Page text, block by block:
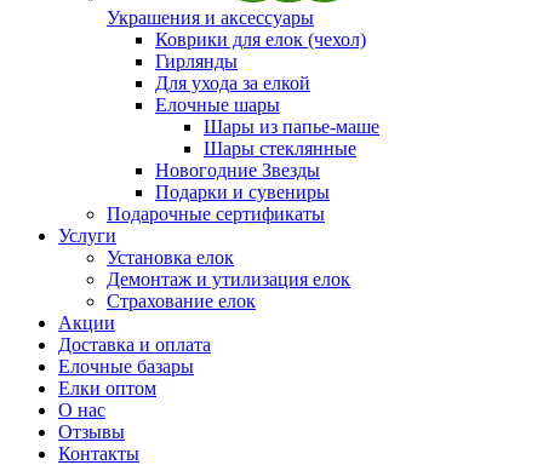
Украшения и аксессуары
Коврики для елок (чехол)
Гирлянды
Для ухода за елкой
Елочные шары
Шары из папье-маше
Шары стеклянные
Новогодние Звезды
Подарки и сувениры
Подарочные сертификаты
Услуги
Установка елок
Демонтаж и утилизация елок
Страхование елок
Акции
Доставка и оплата
Елочные базары
Елки оптом
О нас
Отзывы
Контакты